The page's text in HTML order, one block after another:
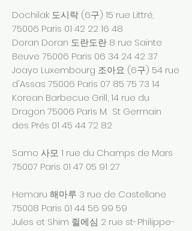
Dochilak 도시락 (6구) 15 rue Littré,
75006 Paris 01 42 22 16 48
Doran Doran 도란도란 8 rue Sainte
Beuve 75006 Paris 06 34 24 42 37
Joayo Luxembourg 조아요 (6구) 54 rue
d'Assas 75006 Paris 07 85 75 73 14
Korean Barbecue Grill, 14 rue du
Dragon 75006 Paris M. St Germain
des Prés 01 45 44 72 82
Samo 사모 1 rue du Champs de Mars
75007 Paris 01 47 05 91 27
Hemaru 해마루 3 rue de Castellane
75008 Paris 01 44 56 99 59
Jules et Shim 쥘에심 2 rue st-Philippe-